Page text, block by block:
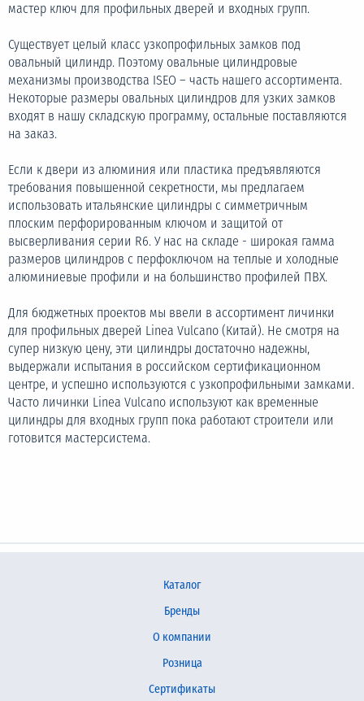
мастер ключ для профильных дверей и входных групп.
Существует целый класс узкопрофильных замков под
овальный цилиндр. Поэтому овальные цилиндровые
механизмы производства ISEO – часть нашего ассортимента.
Некоторые размеры овальных цилиндров для узких замков
входят в нашу складскую программу, остальные поставляются
на заказ.
Если к двери из алюминия или пластика предъявляются
требования повышенной секретности, мы предлагаем
использовать итальянские цилиндры с симметричным
плоским перфорированным ключом и защитой от
высверливания серии R6. У нас на складе - широкая гамма
размеров цилиндров с перфоключом на теплые и холодные
алюминиевые профили и на большинство профилей ПВХ.
Для бюджетных проектов мы ввели в ассортимент личинки
для профильных дверей Linea Vulcano (Китай). Не смотря на
супер низкую цену, эти цилиндры достаточно надежны,
выдержали испытания в российском сертификационном
центре, и успешно используются с узкопрофильными замками.
Часто личинки Linea Vulcano используют как временные
цилиндры для входных групп пока работают строители или
готовится мастерсистема.
Каталог
Бренды
О компании
Розница
Сертификаты